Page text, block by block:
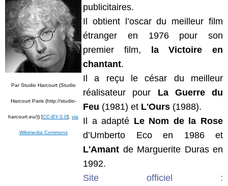
Par Studio Harcourt (Studio
Harcourt Paris (http://studio-
harcourt.eu/)) [CC-BY-3.0], via
Wikimedia Commons
publicitaires.
Il obtient l’oscar du meilleur film
étranger en 1976 pour son
premier film, la Victoire en
chantant.
Il a reçu le césar du meilleur
réalisateur pour La Guerre du
Feu (1981) et L'Ours (1988).
Il a adapté Le Nom de la Rose
d’Umberto Eco en 1986 et
L'Amant de Marguerite Duras en
1992.
Site officiel :